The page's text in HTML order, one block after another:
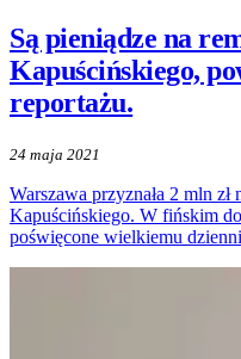
Są pieniądze na
Kapuścińskiego,
reportażu.
24 maja 2021
Warszawa przyznała 2 mln
Kapuścińskiego. W fińskim
poświęcone wielkiemu